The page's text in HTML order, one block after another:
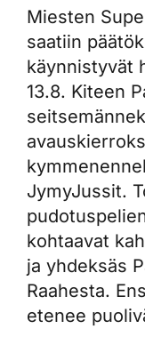
Miesten
saatiin
käynnistyvät
13.8. Kiteen
JymyJussit.
kohtaavat
ja yhdeksäs
Raahesta.
etenee